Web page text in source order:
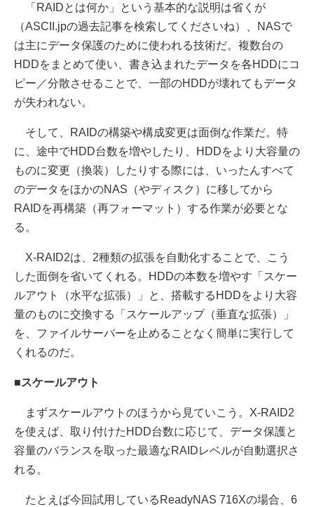
「RAIDとは何か」という基本的な説明は省くが
（ASCII.jpの過去記事を検索してくださいね）、NASで
は主にデータ保護のために使われる技術だ。複数台の
HDDをまとめて使い、書き込まれたデータを各HDDにコ
ピー／分散させることで、一部のHDDが壊れてもデータ
が失われない。
そして、RAIDの構築や構成変更は面倒な作業だ。特
に、途中でHDD台数を増やしたり、HDDをより大容量の
ものに変更（換装）したりする際には、いったんすべて
のデータをほかのNAS（やディスク）に移してから
RAIDを再構築（再フォーマット）する作業が必要とな
る。
X-RAID2は、2種類の拡張を自動化することで、こう
した面倒を省いてくれる。HDDの本数を増やす「スケー
ルアウト（水平な拡張）」と、搭載するHDDをより大容
量のものに交換する「スケールアップ（垂直な拡張）」
を、ファイルサーバーを止めることなく簡単に実行して
くれるのだ。
■スケールアウト
まずスケールアウトのほうから見ていこう。X-RAID2
を使えば、取り付けたHDD台数に応じて、データ保護と
容量のバランスを取った最適なRAIDレベルが自動選択さ
れる。
たとえば今回試用しているReadyNAS 716Xの場合、6